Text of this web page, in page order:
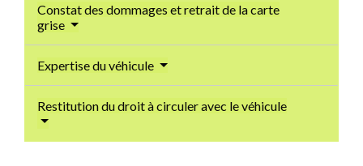
Constat des dommages et retrait de la carte
grise
Expertise du véhicule
Restitution du droit à circuler avec le véhicule